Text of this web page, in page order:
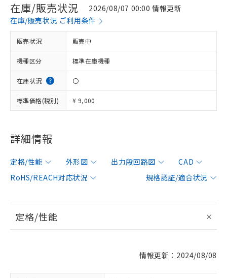
在庫/販売状況
2026/08/07 00:00 情報更新
在庫/販売状況 ご利用条件
販売状況 販売中
機種区分 標準在庫機種
在庫状況 〇
標準価格(税別) ¥ 9,000
詳細情報
定格/性能 外形図 出力段回路図
CAD
RoHS/REACH対応状況
規格認証/適合状況
定格/性能
情報更新：2024/08/08